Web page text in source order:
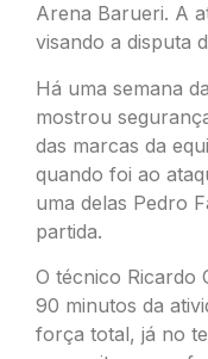
Arena Barueri. A
visando a disputa
Há uma semana
mostrou
das marcas da
quando foi ao
uma delas Pedro
partida.
O técnico Ricardo
90 minutos da
força total, já no